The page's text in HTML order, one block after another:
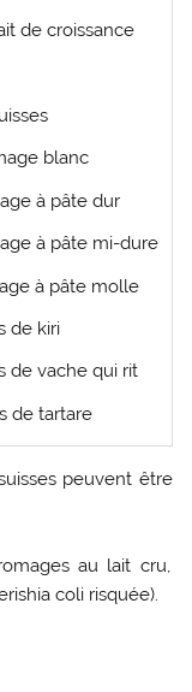
de croissance
blanc
à pâte dur
à pâte mi-dure
à pâte molle
de kiri
de vache qui rit
de tartare
peuvent être
au lait cru,
coli risquée).